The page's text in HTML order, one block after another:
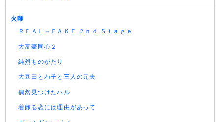
火曜
ＲＥＡＬ⇔ＦＡＫＥ ２ｎｄ Ｓｔａｇｅ
大富豪同心２
純烈ものがたり
大豆田とわ子と三人の元夫
偶然見つけたハル
着飾る恋には理由があって